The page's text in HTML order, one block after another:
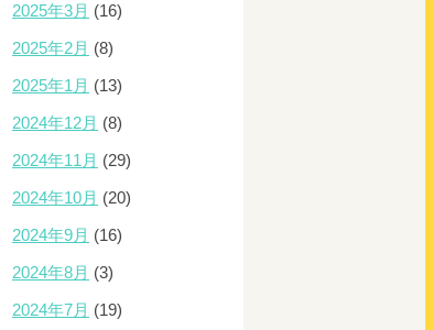
2025年3月 (16)
2025年2月 (8)
2025年1月 (13)
2024年12月 (8)
2024年11月 (29)
2024年10月 (20)
2024年9月 (16)
2024年8月 (3)
2024年7月 (19)